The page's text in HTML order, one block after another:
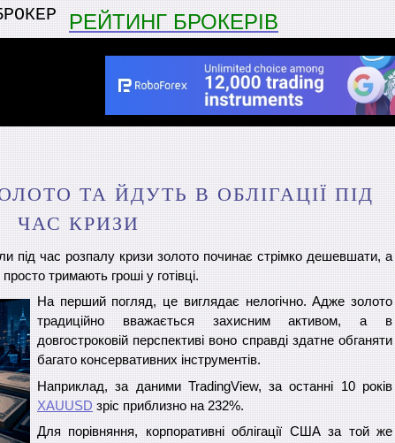
РЕЙТИНГ БРОКЕРІВ
ТА ЙДУТЬ В ОБЛІГАЦІЇ ПІД
ЧАС КРИЗИ
під час розпалу кризи золото починає стрімко дешевшати, а
тримають гроші у готівці.
На перший погляд, це виглядає нелогічно. Адже золото
традиційно вважається захисним активом, а в
довгостроковій перспективі воно справді здатне обганяти
багато консервативних інструментів.
Наприклад, за даними TradingView, за останні 10 років
XAUUSD зріс приблизно на 232%.
Для порівняння, корпоративні облігації США за той же